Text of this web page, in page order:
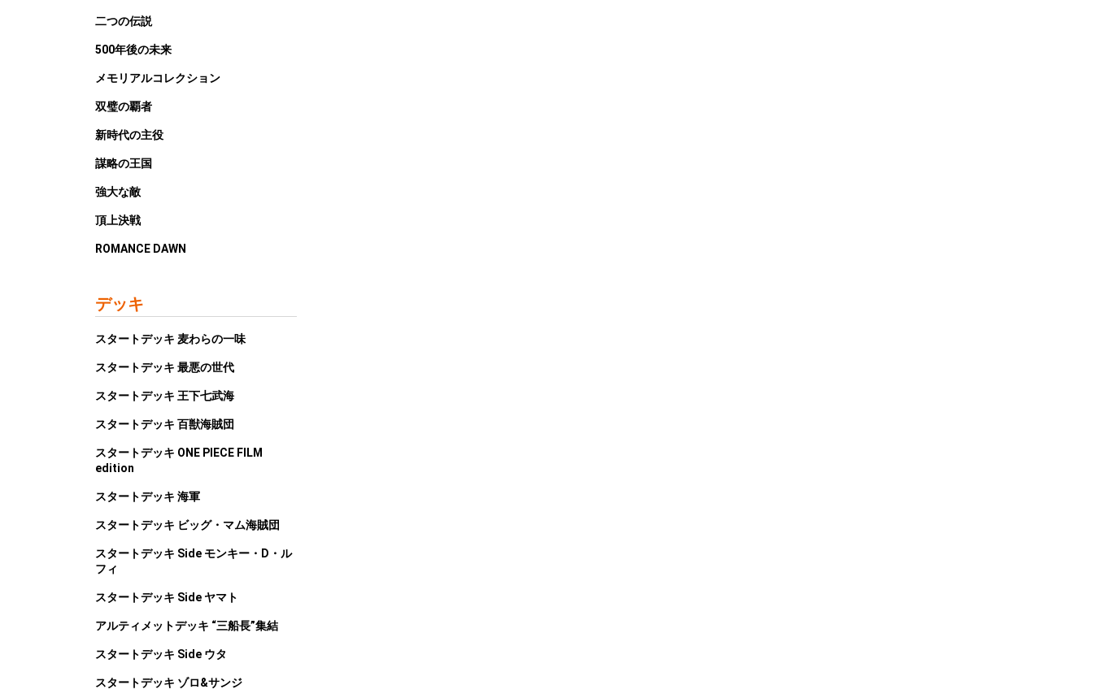
二つの伝説
500年後の未来
メモリアルコレクション
双璧の覇者
新時代の主役
謀略の王国
強大な敵
頂上決戦
ROMANCE DAWN
デッキ
スタートデッキ 麦わらの一味
スタートデッキ 最悪の世代
スタートデッキ 王下七武海
スタートデッキ 百獣海賊団
スタートデッキ ONE PIECE FILM
edition
スタートデッキ 海軍
スタートデッキ ビッグ・マム海賊団
スタートデッキ Side モンキー・D・ル
フィ
スタートデッキ Side ヤマト
アルティメットデッキ “三船長”集結
スタートデッキ Side ウタ
スタートデッキ ゾロ&サンジ